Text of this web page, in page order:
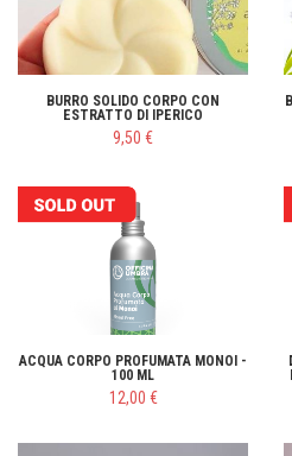
BURRO SOLIDO CORPO CON
ESTRATTO DI IPERICO
9,50 €
ACQUA CORPO PROFUMATA MONOI -
100 ML
12,00 €